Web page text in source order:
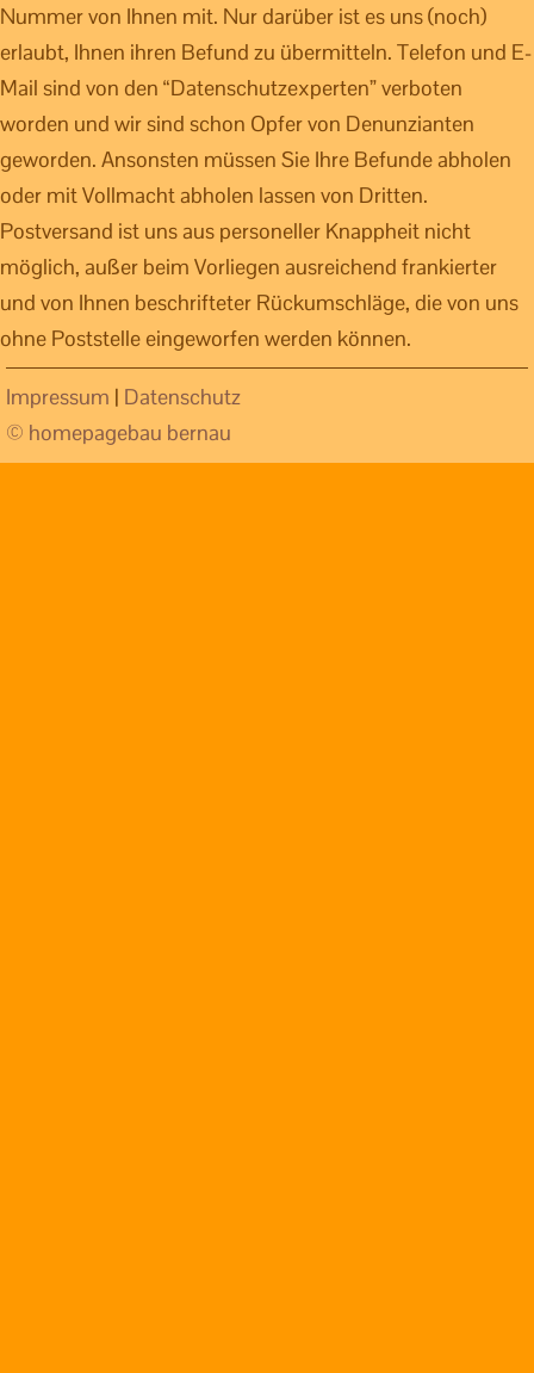
Nummer von Ihnen mit. Nur darüber ist es uns (noch)
erlaubt, Ihnen ihren Befund zu übermitteln. Telefon und E-
Mail sind von den “Datenschutzexperten” verboten
worden und wir sind schon Opfer von Denunzianten
geworden. Ansonsten müssen Sie Ihre Befunde abholen
oder mit Vollmacht abholen lassen von Dritten.
Postversand ist uns aus personeller Knappheit nicht
möglich, außer beim Vorliegen ausreichend frankierter
und von Ihnen beschrifteter Rückumschläge, die von uns
ohne Poststelle eingeworfen werden können.
Impressum | Datenschutz
© homepagebau bernau